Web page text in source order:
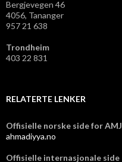
Bergjevegen 46
4056, Tananger
957 21 638
Trondheim
403 22 831
RELATERTE LENKER
Offisielle norske side for AMJ
ahmadiyya.no
Offisielle internasjonale side